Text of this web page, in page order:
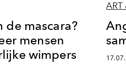
de mascara?
mensen
wimpers
ART